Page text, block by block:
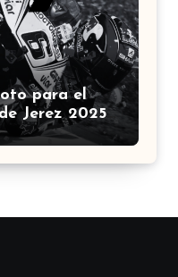
para el
Jerez 2025:
de